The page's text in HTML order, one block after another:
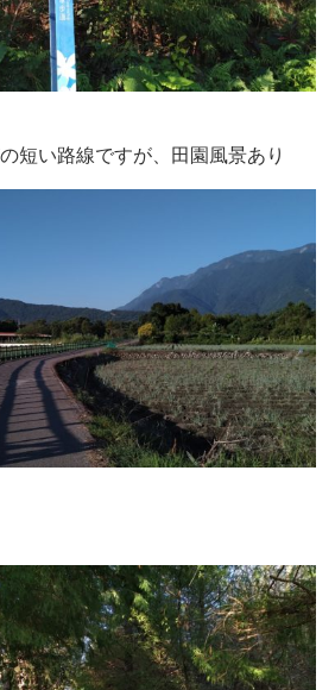
短い路線ですが、田園風景あり